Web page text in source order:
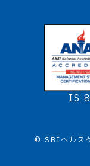
IS
© SBIヘル